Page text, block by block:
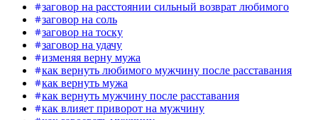
заговор на расстоянии сильный возврат любимого
заговор на соль
заговор на тоску
заговор на удачу
изменяя верну мужа
как вернуть любимого мужчину после расставания
как вернуть мужа
как вернуть мужчину после расставания
как влияет приворот на мужчину